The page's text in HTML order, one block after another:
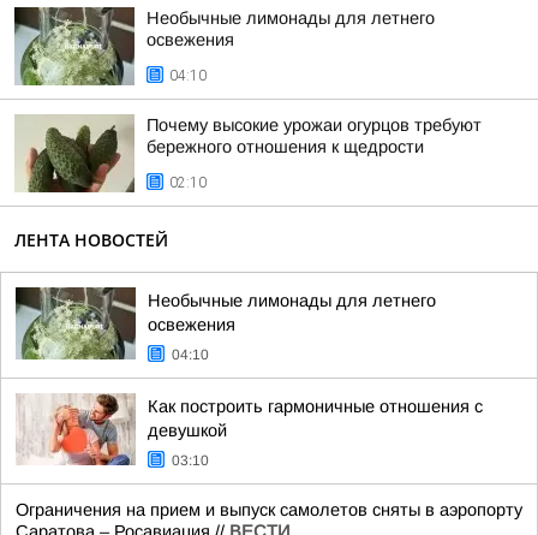
Необычные лимонады для летнего
освежения
04:10
Почему высокие урожаи огурцов требуют
бережного отношения к щедрости
02:10
ЛЕНТА НОВОСТЕЙ
Необычные лимонады для летнего
освежения
04:10
Как построить гармоничные отношения с
девушкой
03:10
Ограничения на прием и выпуск самолетов сняты в аэропорту